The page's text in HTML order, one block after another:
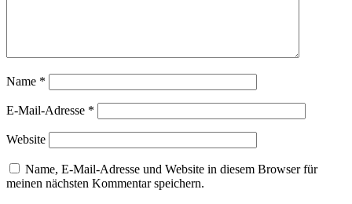
Name *
E-Mail-Adresse *
Website
Name, E-Mail-Adresse und Website in diesem Browser für
meinen nächsten Kommentar speichern.